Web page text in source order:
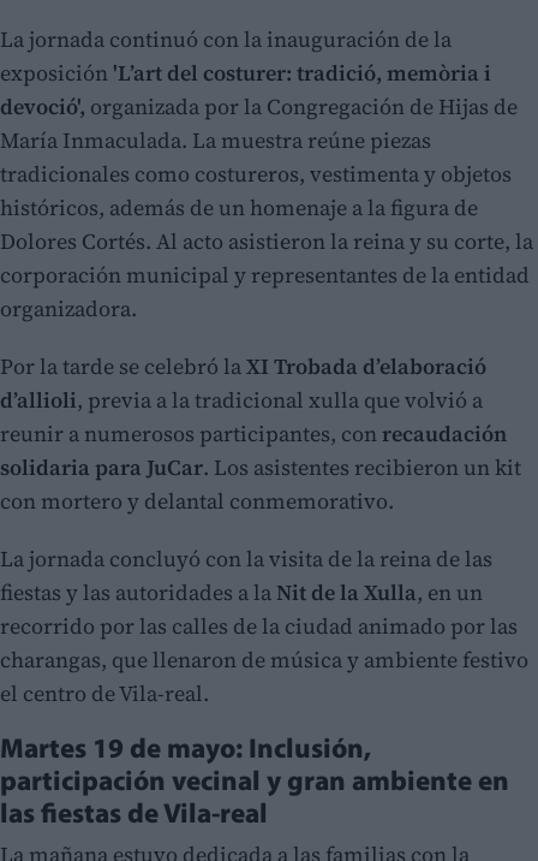
La jornada continuó con la inauguración de la
exposición 'L’art del costurer: tradició, memòria i
devoció', organizada por la Congregación de Hijas de
María Inmaculada. La muestra reúne piezas
tradicionales como costureros, vestimenta y objetos
históricos, además de un homenaje a la figura de
Dolores Cortés. Al acto asistieron la reina y su corte, la
corporación municipal y representantes de la entidad
organizadora.
Por la tarde se celebró laXI Trobada d’elaboració
d’allioli, previa a la tradicional xulla que volvió a
reunir a numerosos participantes, conrecaudación
solidaria para JuCar. Los asistentes recibieron un kit
con mortero y delantal conmemorativo.
La jornada concluyó con la visita de la reina de las
fiestas y las autoridades a la Nit de la Xulla, en un
recorrido por las calles de la ciudad animado por las
charangas, que llenaron de música y ambiente festivo
el centro de Vila-real.
Martes 19 de mayo: Inclusión,
participación vecinal y gran ambiente en
las fiestas de Vila-real
La mañana estuvo dedicada a las familias con la